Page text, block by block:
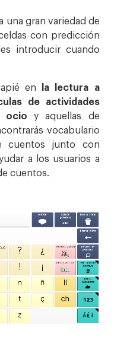
una gran variedad de
con predicción
introducir cuando
en la lectura a
de actividades
ocio y aquellas de
vocabulario
cuentos junto con
a los usuarios a
cuentos.